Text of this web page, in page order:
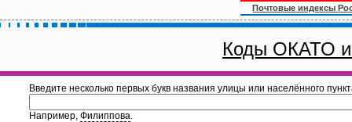
Почтовые индексы
Коды ОКАТО
Введите несколько первых букв названия улицы или населённого
Например, Филиппова.